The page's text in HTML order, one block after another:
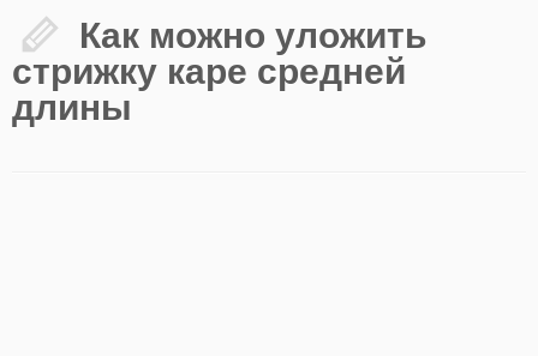
Как можно уложить
стрижку каре средней
длины